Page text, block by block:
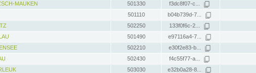
MAUKEN
501330 f3dc8f07-c...
501110 b04b739d-7...
502250 133f0f6c-2...
501490 e97116a4-7...
502210 e30f2e83-b...
502430 f4c55f77-a...
503030 e32b0a28-8...